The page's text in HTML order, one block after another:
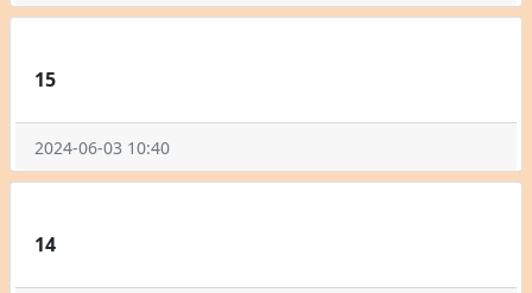
15
2024-06-03 10:40
14